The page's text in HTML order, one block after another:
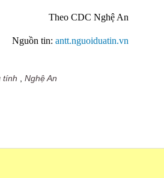
Theo CDC Nghệ An
Nguồn tin: antt.nguoiduatin.vn
tính Nghệ An